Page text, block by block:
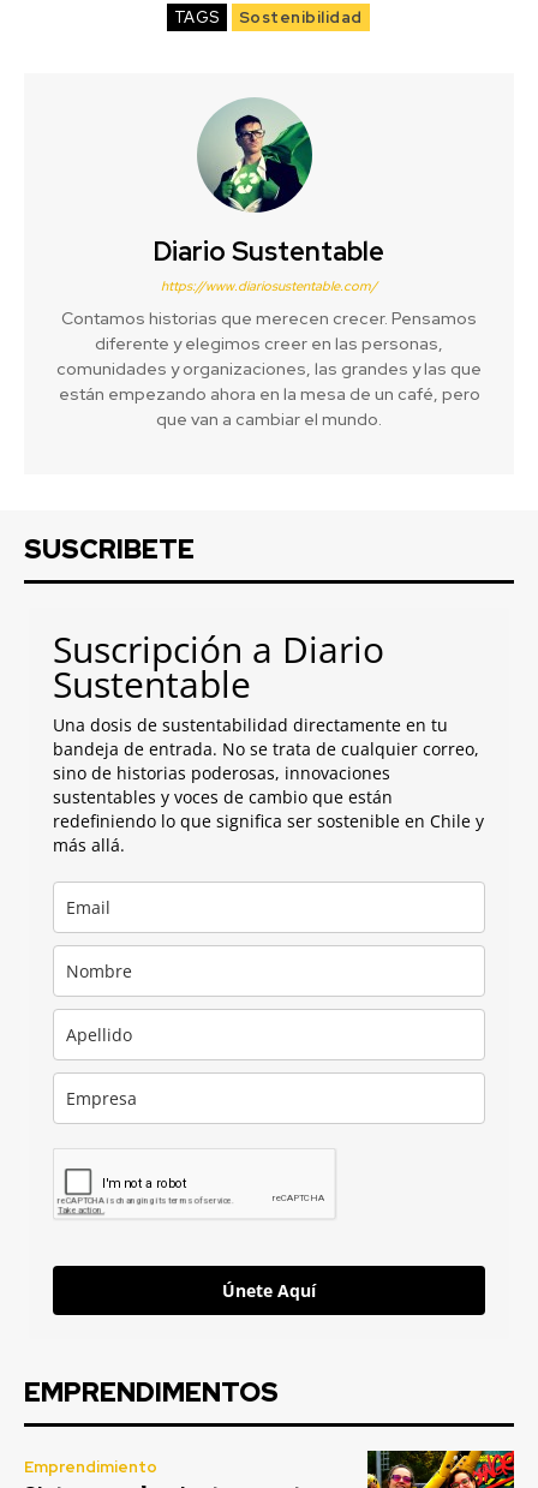
TAGS Sostenibilidad
Diario Sustentable
https://www.diariosustentable.com/
Contamos historias que merecen crecer. Pensamos
diferente y elegimos creer en las personas,
comunidades y organizaciones, las grandes y las que
están empezando ahora en la mesa de un café, pero
que van a cambiar el mundo.
SUSCRIBETE
Suscripción a Diario
Sustentable
Una dosis de sustentabilidad directamente en tu
bandeja de entrada. No se trata de cualquier correo,
sino de historias poderosas, innovaciones
sustentables y voces de cambio que están
redefiniendo lo que significa ser sostenible en Chile y
más allá.
Únete Aquí
EMPRENDIMENTOS
Emprendimiento